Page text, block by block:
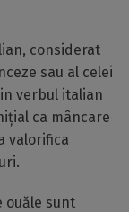
considerat
sau al celei
verbul italian
ca mâncare
valorifica
ouăle sunt